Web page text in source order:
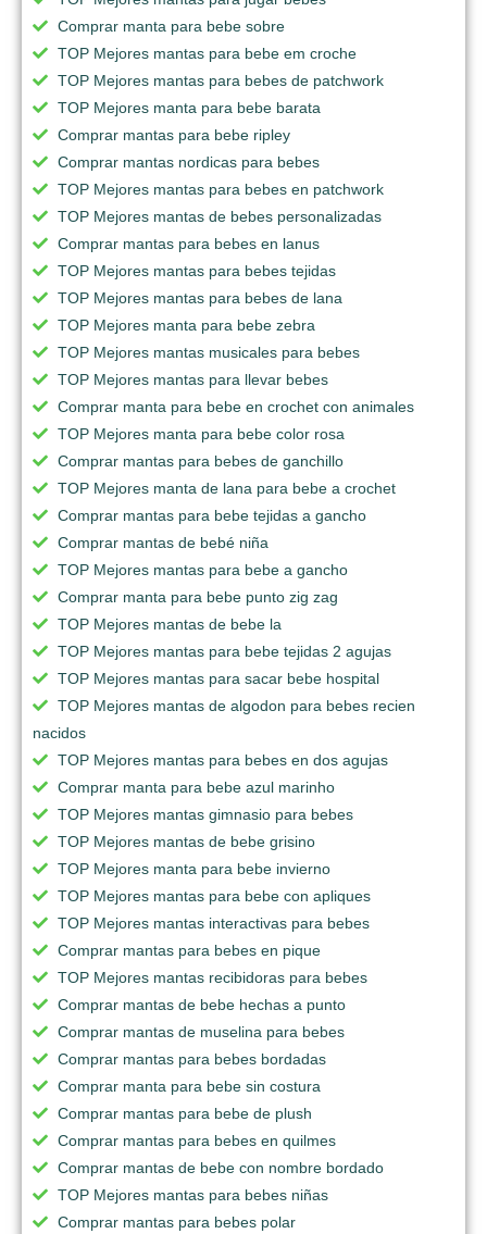
Comprar manta para bebe sobre
TOP Mejores mantas para bebe em croche
TOP Mejores mantas para bebes de patchwork
TOP Mejores manta para bebe barata
Comprar mantas para bebe ripley
Comprar mantas nordicas para bebes
TOP Mejores mantas para bebes en patchwork
TOP Mejores mantas de bebes personalizadas
Comprar mantas para bebes en lanus
TOP Mejores mantas para bebes tejidas
TOP Mejores mantas para bebes de lana
TOP Mejores manta para bebe zebra
TOP Mejores mantas musicales para bebes
TOP Mejores mantas para llevar bebes
Comprar manta para bebe en crochet con animales
TOP Mejores manta para bebe color rosa
Comprar mantas para bebes de ganchillo
TOP Mejores manta de lana para bebe a crochet
Comprar mantas para bebe tejidas a gancho
Comprar mantas de bebé niña
TOP Mejores mantas para bebe a gancho
Comprar manta para bebe punto zig zag
TOP Mejores mantas de bebe la
TOP Mejores mantas para bebe tejidas 2 agujas
TOP Mejores mantas para sacar bebe hospital
TOP Mejores mantas de algodon para bebes recien
nacidos
TOP Mejores mantas para bebes en dos agujas
Comprar manta para bebe azul marinho
TOP Mejores mantas gimnasio para bebes
TOP Mejores mantas de bebe grisino
TOP Mejores manta para bebe invierno
TOP Mejores mantas para bebe con apliques
TOP Mejores mantas interactivas para bebes
Comprar mantas para bebes en pique
TOP Mejores mantas recibidoras para bebes
Comprar mantas de bebe hechas a punto
Comprar mantas de muselina para bebes
Comprar mantas para bebes bordadas
Comprar manta para bebe sin costura
Comprar mantas para bebe de plush
Comprar mantas para bebes en quilmes
Comprar mantas de bebe con nombre bordado
TOP Mejores mantas para bebes niñas
Comprar mantas para bebes polar